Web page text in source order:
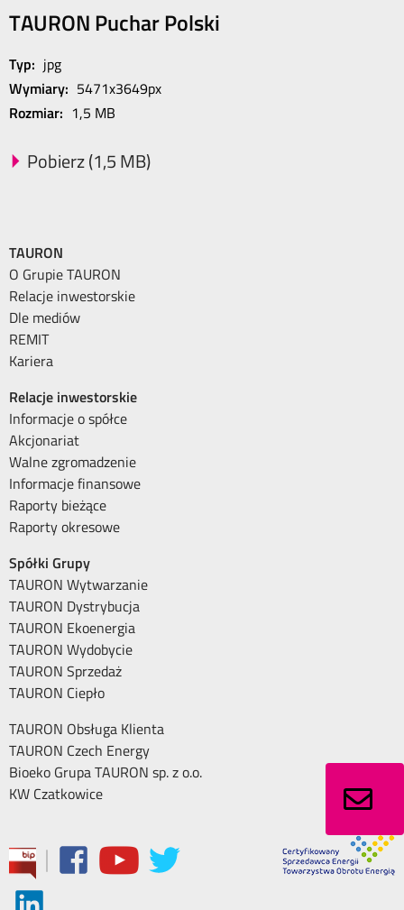
TAURON Puchar Polski
Typ: jpg
Wymiary: 5471x3649px
Rozmiar: 1,5 MB
Pobierz (1,5 MB)
TAURON
O Grupie TAURON
Relacje inwestorskie
Dle mediów
REMIT
Kariera
Relacje inwestorskie
Informacje o spółce
Akcjonariat
Walne zgromadzenie
Informacje finansowe
Raporty bieżące
Raporty okresowe
Spółki Grupy
TAURON Wytwarzanie
TAURON Dystrybucja
TAURON Ekoenergia
TAURON Wydobycie
TAURON Sprzedaż
TAURON Ciepło
TAURON Obsługa Klienta
TAURON Czech Energy
Bioeko Grupa TAURON sp. z o.o.
KW Czatkowice
|